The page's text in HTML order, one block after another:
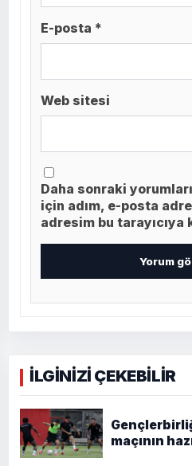
E-posta *
Web sitesi
Daha sonraki
için adım, e-posta
adresim bu
İLGİNİZİ ÇEKEBİLİR
maçının